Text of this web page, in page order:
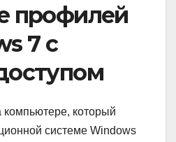
профилей
7 с
компьютере, который
системе Windows